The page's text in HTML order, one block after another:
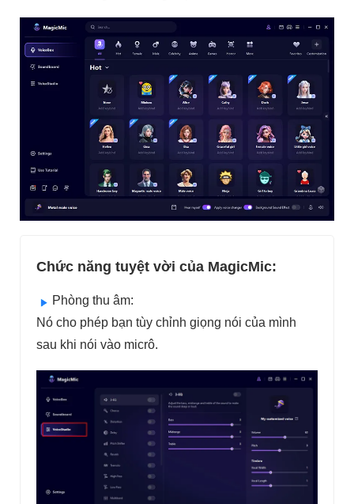
Chức năng tuyệt vời của MagicMic:
Phòng thu âm:
Nó cho phép bạn tùy chỉnh giọng nói của mình
sau khi nói vào micrô.